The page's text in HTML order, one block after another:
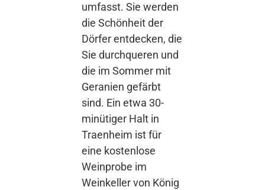
umfasst. Sie werden
die Schönheit der
Dörfer entdecken, die
Sie durchqueren und
die im Sommer mit
Geranien gefärbt
sind. Ein etwa 30-
minütiger Halt in
Traenheim ist für
eine kostenlose
Weinprobe im
Weinkeller von König